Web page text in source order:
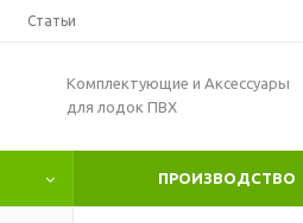
Статьи
Комплектующие и Аксессуары
для лодок ПВХ
ПРОИЗВОДСТВО